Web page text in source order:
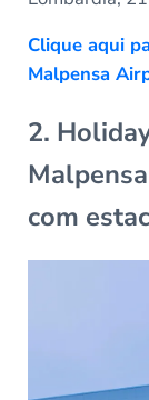
Clique aqui
Malpensa
2.
com